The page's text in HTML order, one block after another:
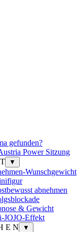
gefunden?
Power Sitzung
▼
Wunschgewicht
abnehmen
& Gewicht
JOJO-Effekt
E N
▼